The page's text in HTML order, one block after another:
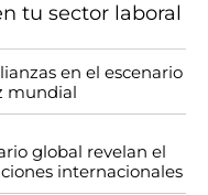
tu sector laboral
en el escenario
mundial
global revelan el
internacionales